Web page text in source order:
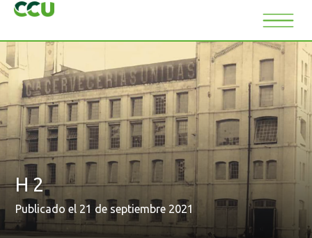
H 2
Publicado el 21 de septiembre 2021